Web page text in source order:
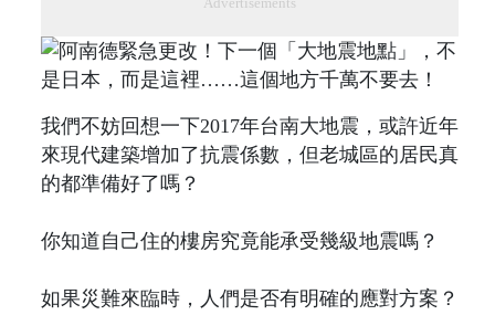
我們不妨回想一下2017年台南大地震，或許近年
來現代建築增加了抗震係數，但老城區的居民真
的都準備好了嗎？
你知道自己住的樓房究竟能承受幾級地震嗎？
如果災難來臨時，人們是否有明確的應對方案？